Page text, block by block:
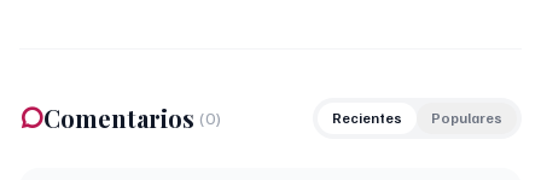
Comentarios (0) Recientes Populares